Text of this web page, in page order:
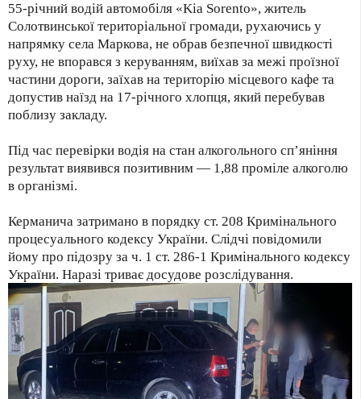
55-річний водій автомобіля «Kia Sorento», житель
Солотвинської територіальної громади, рухаючись у
напрямку села Маркова, не обрав безпечної швидкості
руху, не впорався з керуванням, виїхав за межі проїзної
частини дороги, заїхав на територію місцевого кафе та
допустив наїзд на 17-річного хлопця, який перебував
поблизу закладу.
Під час перевірки водія на стан алкогольного сп’яніння
результат виявився позитивним — 1,88 проміле алкоголю
в організмі.
Керманича затримано в порядку ст. 208 Кримінального
процесуального кодексу України. Слідчі повідомили
йому про підозру за ч. 1 ст. 286-1 Кримінального кодексу
України. Наразі триває досудове розслідування.